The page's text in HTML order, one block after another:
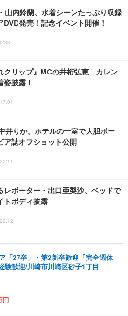
山内鈴蘭、水着シーンたっぷり収録
DVD発売！記念イベント開催！
クリップ』MCの井桁弘恵 カレン
姿披露！
井りか、ホテルの一室で大胆ポー
ア誌オフショット公開
レポーター・出口亜梨沙、ベッドで
トボディ披露
「27卒」・第2新卒歓迎「完全週休
験歓迎/川崎市川崎区砂子1丁目
円